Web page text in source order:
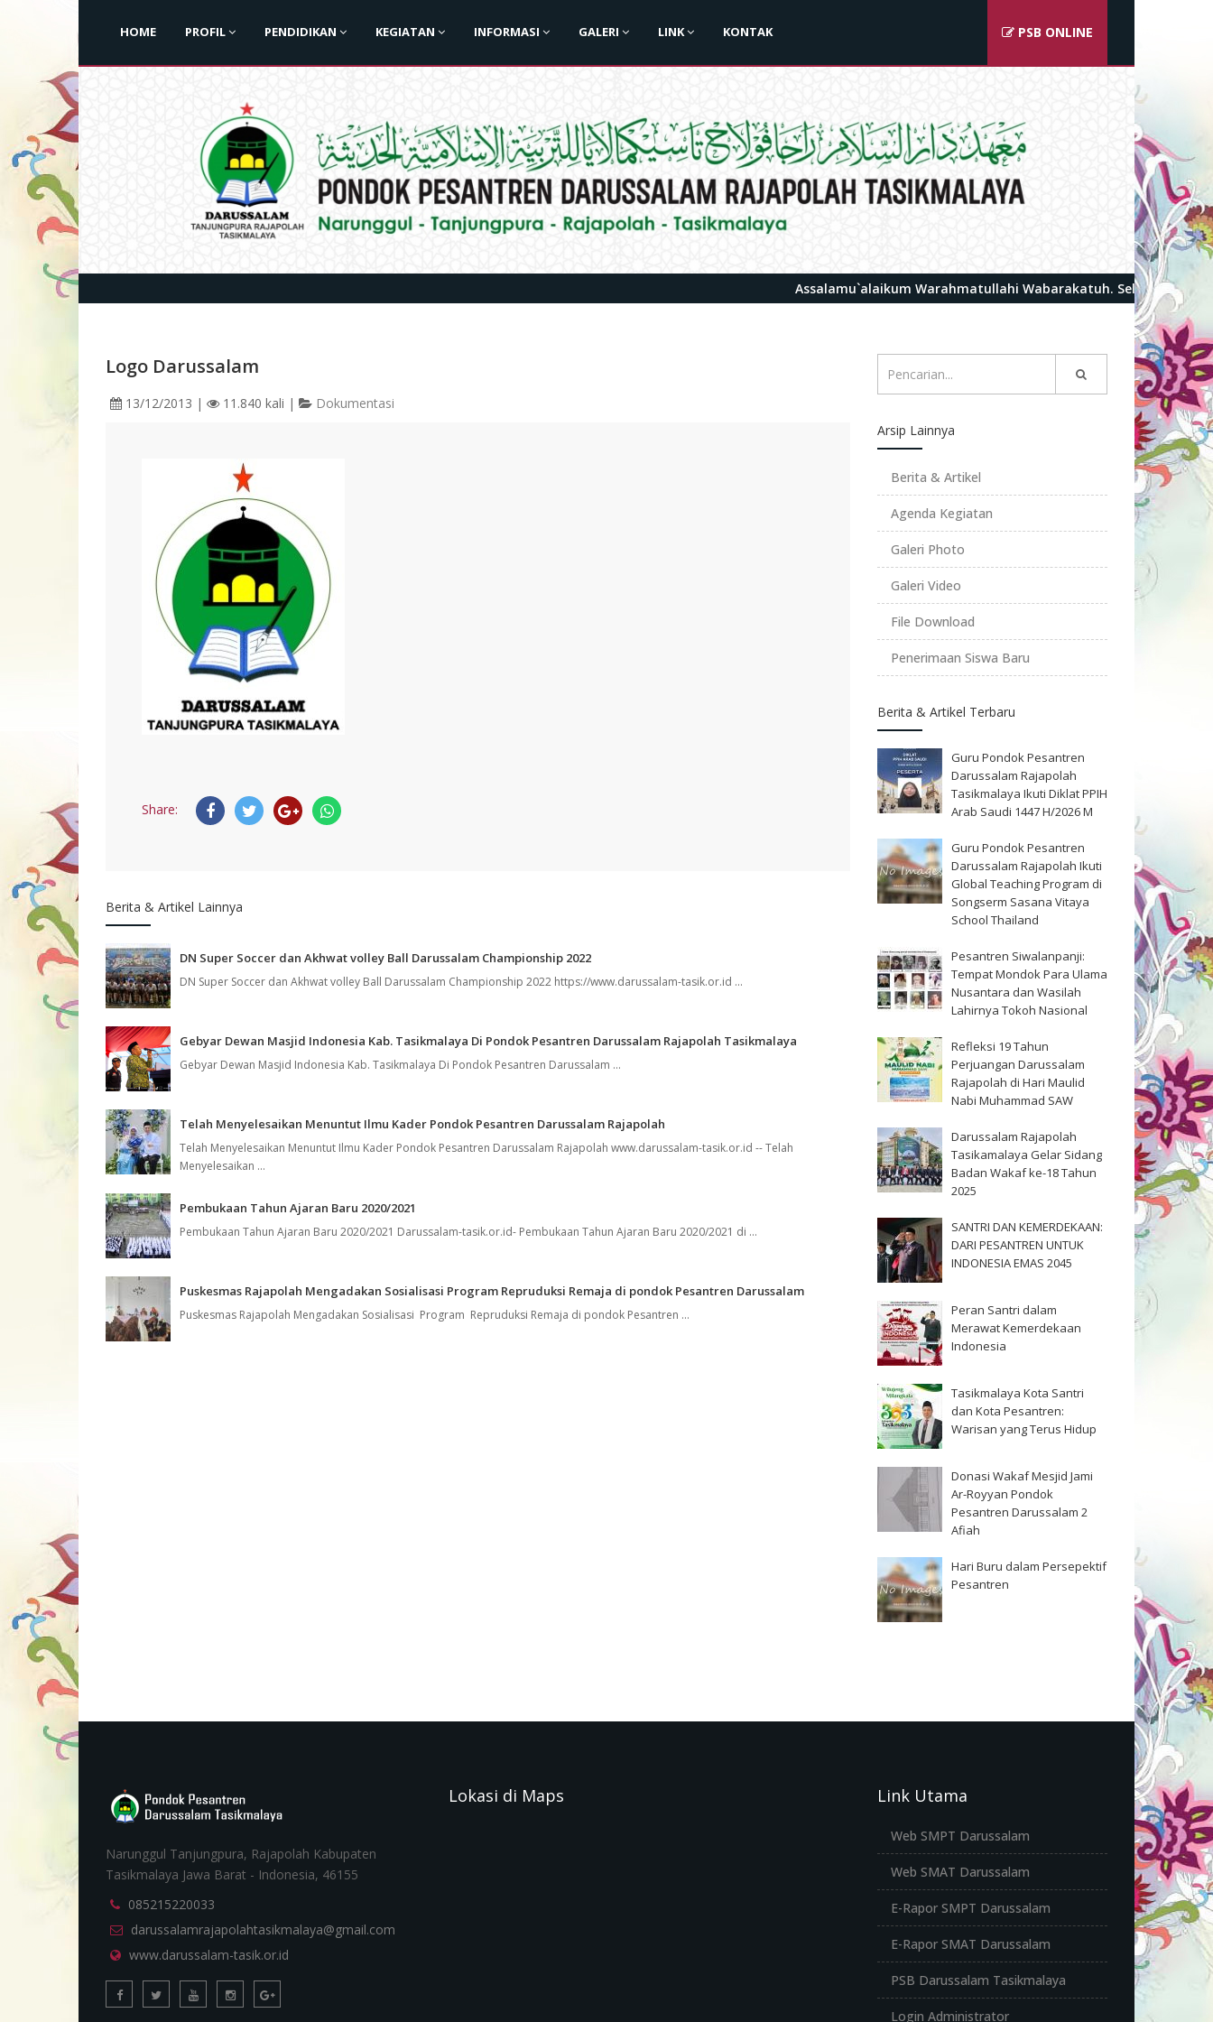
HOME PROFIL PENDIDIKAN KEGIATAN INFORMASI GALERI LINK KONTAK PSB ONLINE
Assalamu`alaikum Warahmatullahi Wabarakatuh. Selamat datang di
Logo Darussalam
13/12/2013 | 11.840 kali | Dokumentasi
Share:
Berita & Artikel Lainnya
DN Super Soccer dan Akhwat volley Ball Darussalam Championship 2022
DN Super Soccer dan Akhwat volley Ball Darussalam Championship 2022 https://www.darussalam-tasik.or.id ...
Gebyar Dewan Masjid Indonesia Kab. Tasikmalaya Di Pondok Pesantren Darussalam Rajapolah Tasikmalaya
Gebyar Dewan Masjid Indonesia Kab. Tasikmalaya Di Pondok Pesantren Darussalam ...
Telah Menyelesaikan Menuntut Ilmu Kader Pondok Pesantren Darussalam Rajapolah
Telah Menyelesaikan Menuntut Ilmu Kader Pondok Pesantren Darussalam Rajapolah www.darussalam-tasik.or.id -- Telah
Menyelesaikan ...
Pembukaan Tahun Ajaran Baru 2020/2021
Pembukaan Tahun Ajaran Baru 2020/2021 Darussalam-tasik.or.id- Pembukaan Tahun Ajaran Baru 2020/2021 di ...
Puskesmas Rajapolah Mengadakan Sosialisasi Program Repruduksi Remaja di pondok Pesantren Darussalam
Puskesmas Rajapolah Mengadakan Sosialisasi Program Repruduksi Remaja di pondok Pesantren ...
Arsip Lainnya
Berita & Artikel
Agenda Kegiatan
Galeri Photo
Galeri Video
File Download
Penerimaan Siswa Baru
Berita & Artikel Terbaru
Guru Pondok Pesantren
Darussalam Rajapolah
Tasikmalaya Ikuti Diklat PPIH
Arab Saudi 1447 H/2026 M
Guru Pondok Pesantren
Darussalam Rajapolah Ikuti
Global Teaching Program di
Songserm Sasana Vitaya
School Thailand
Pesantren Siwalanpanji:
Tempat Mondok Para Ulama
Nusantara dan Wasilah
Lahirnya Tokoh Nasional
Refleksi 19 Tahun
Perjuangan Darussalam
Rajapolah di Hari Maulid
Nabi Muhammad SAW
Darussalam Rajapolah
Tasikamalaya Gelar Sidang
Badan Wakaf ke-18 Tahun
2025
SANTRI DAN KEMERDEKAAN:
DARI PESANTREN UNTUK
INDONESIA EMAS 2045
Peran Santri dalam
Merawat Kemerdekaan
Indonesia
Tasikmalaya Kota Santri
dan Kota Pesantren:
Warisan yang Terus Hidup
Donasi Wakaf Mesjid Jami
Ar-Royyan Pondok
Pesantren Darussalam 2
Afiah
Hari Buru dalam Persepektif
Pesantren
Narunggul Tanjungpura, Rajapolah Kabupaten
Tasikmalaya Jawa Barat - Indonesia, 46155
085215220033
darussalamrajapolahtasikmalaya@gmail.com
www.darussalam-tasik.or.id
Lokasi di Maps Link Utama
Web SMPT Darussalam
Web SMAT Darussalam
E-Rapor SMPT Darussalam
E-Rapor SMAT Darussalam
PSB Darussalam Tasikmalaya
Login Administrator